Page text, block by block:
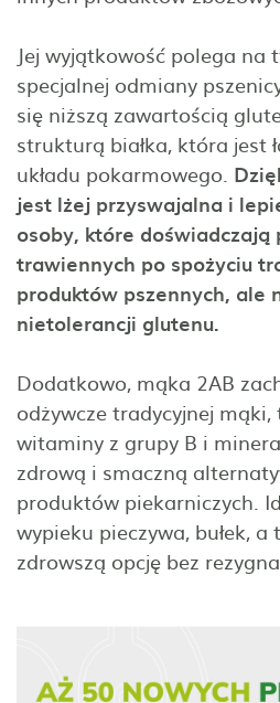
Jej wyjątkowość polega na
specjalnej odmiany
się niższą zawartością
strukturą białka, która jest
układu pokarmowego.
jest lżej przyswajalna i
osoby, które doświadczają
trawiennych po spożyciu
produktów pszennych, ale
nietolerancji glutenu.
Dodatkowo, mąka 2AB
odżywcze tradycyjnej mąki,
witaminy z grupy B i
zdrową i smaczną
produktów piekarniczych.
wypieku pieczywa, bułek,
zdrowszą opcję bez